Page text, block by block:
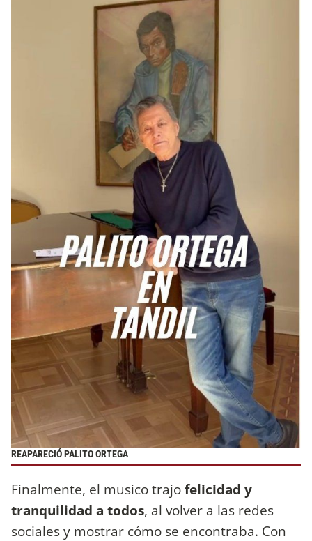
REAPARECIÓ PALITO ORTEGA
Finalmente, el musico trajofelicidad y
tranquilidad a todos, al volver a las redes
sociales y mostrar cómo se encontraba. Con